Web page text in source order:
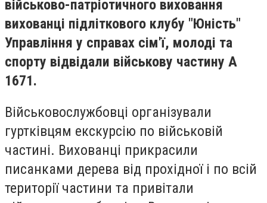
військово-патріотичного виховання
вихованці підліткового клубу "Юність"
Управління у справах сім'ї, молоді та
спорту відвідали військову частину А
1671.
Військовослужбовці організували
гуртківцям екскурсію по військовій
частині. Вихованці прикрасили
писанками дерева від прохідної і по всій
території частини та привітали